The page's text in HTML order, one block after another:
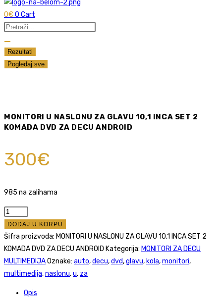
0€0 Cart
Search
Rezultati
Pogledaj sve
MONITORI U NASLONU ZA GLAVU 10,1 INCA SET 2
KOMADA DVD ZA DECU ANDROID
300€
985 na zalihama
MONITORI
NASLONU
ZA
GLAVU
10,1
DODAJ U KORPU
Šifra proizvoda: MONITORI U NASLONU ZA GLAVU 10,1 INCA SET 2
KOMADA DVD ZA DECU ANDROID Kategorija: MONITORI ZA DECU
MULTIMEDIJAOznake: auto,decu,dvd,glavu, kola,monitori,
multimedija,naslonu,u, za
Opis